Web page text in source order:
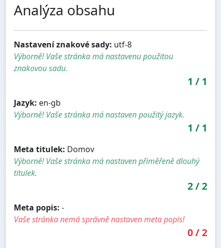
Analýza obsahu
Nastavení znakové sady: utf-8
Výborně! Vaše stránka má nastavenu použitou
znakovou sadu.
1 / 1
Jazyk: en-gb
Výborně! Vaše stránka má nastaven použitý jazyk.
1 / 1
Meta titulek: Domov
Výborně! Vaše stránka má nastaven přiměřeně dlouhý
titulek.
2/2
Meta popis: -
Vaše stránka nemá správně nastaven meta popis!
0/2